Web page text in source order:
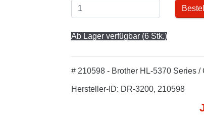
Ab Lager verfügbar (6 Stk.)
# 210598 - Brother HL-5370 Series
Hersteller-ID: DR-3200, 210598